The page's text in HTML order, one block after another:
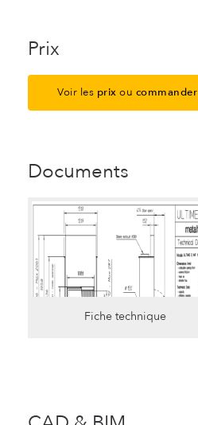
Prix
Voir les prix ou commander
Documents
Fiche technique